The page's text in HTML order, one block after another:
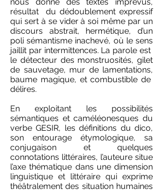
nous donne des textes imprévus,
résultat du dédoublement expressif
qui sert à se vider à soi même par un
discours abstrait, hermétique, d’un
poli sémantisme inachevé, où le sens
jaillit par intermittences. La parole est
le détecteur des monstruosités, gilet
de sauvetage, mur de lamentations,
baume magique, et combustible de
délires.
En exploitant les possibilités
sémantiques et caméléonesques du
verbe GESIR, les définitions du dico,
son entourage étymologique, sa
conjugaison et quelques
connotations littéraires, l’auteure situe
l’axe thématique dans une dimension
linguistique et littéraire qui exprime
théâtralement des situation humaines